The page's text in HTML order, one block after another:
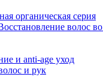
органическая серия
волос
и anti-age уход
и рук